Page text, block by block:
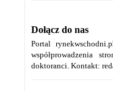
Dołącz do nas
Portal
współprowadzenia
doktoranci. Kontakt: